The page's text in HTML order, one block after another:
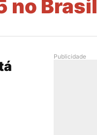
no Brasil
Publicidade